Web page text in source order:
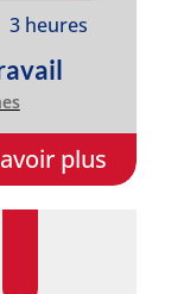
3 heures
plus